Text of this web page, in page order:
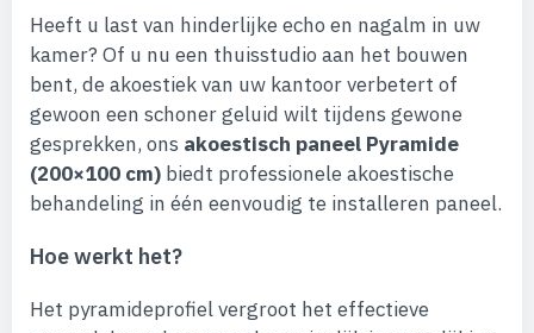
Heeft u last van hinderlijke echo en nagalm in uw
kamer? Of u nu een thuisstudio aan het bouwen
bent, de akoestiek van uw kantoor verbetert of
gewoon een schoner geluid wilt tijdens gewone
gesprekken, ons akoestisch paneel Pyramide
(200×100 cm) biedt professionele akoestische
behandeling in één eenvoudig te installeren paneel.
Hoe werkt het?
Het pyramideprofiel vergroot het effectieve